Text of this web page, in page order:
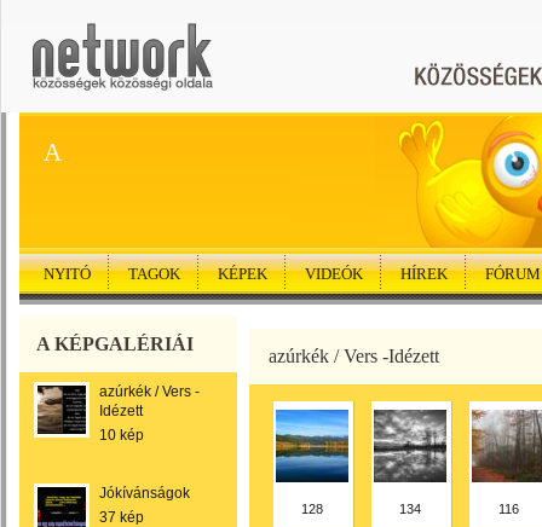
A
NYITÓ TAGOK KÉPEK VIDEÓK HÍREK FÓRUM
A KÉPGALÉRIÁI
azúrkék / Vers -
Idézett
10 kép
Jókívánságok
37 kép
azúrkék / Vers -Idézett
128 134 116